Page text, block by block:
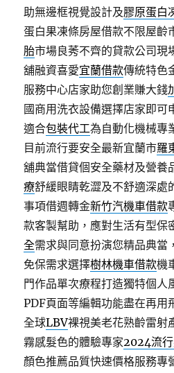
助無邊框視覺設計及膠原蛋白
蛋白果凍條房屋借款不限屋齡
胎市場良莠不齊的貸款公司現
舖融資喜愛宜蘭借款傳統特色
服務中心店家助您創業賺大錢
國商用洗衣設備選擇店家即可
適合包裝代工為自動化機械專
目前流行要安全最新宜蘭市羅
舖典當借貸個安全藥材及營養
療舒緩眼睛乾澀及不舒適深處
事項借週轉金新竹汽機車借款
款客製幫助，應對生活有型保
全需求與同意扮演您精品典當
免保需求選擇樹林機車借款機
門作品單次療程打造獨特個人
PDF頁面等編輯功能盡在再用
全球LBV裸視美老花熟齡雷射
霧感髮色的體驗專家2024流
顏色推薦品質快速價格服務專